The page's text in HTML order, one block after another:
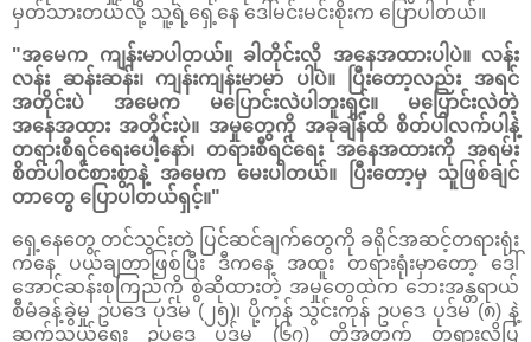
မှတ်သားတယ်လို့ သူ့ရဲ့ရှေ့နေ ဒေါ်မင်းမင်းစိုးက ပြောပါတယ်။
"အမေက ကျန်းမာပါတယ်။ ခါတိုင်းလို အနေအထားပါပဲ။ လန်း
လန်း ဆန်းဆန်း၊ ကျန်းကျန်းမာမာ ပါပဲ။ ပြီးတော့လည်း အရင်
အတိုင်းပဲ အမေက မပြောင်းလဲပါဘူးရှင့်။ မပြောင်းလဲတဲ့
အနေအထား အတိုင်းပဲ။ အမှုတွေကို အခုချိန်ထိ စိတ်ပါလက်ပါနဲ့
တရားစီရင်ရေးပေါ့နော်၊ တရားစီရင်ရေး အနေအထားကို အရမ်း
စိတ်ပါဝင်စားစွာနဲ့ အမေက မေးပါတယ်။ ပြီးတော့မှ သူဖြစ်ချင်
တာတွေ ပြောပါတယ်ရှင့်။"
ရှေ့နေတွေ တင်သွင်းတဲ့ ပြင်ဆင်ချက်တွေကို ခရိုင်အဆင့်တရားရုံး
ကနေ ပယ်ချတာဖြစ်ပြီး ဒီကနေ့ အထူး တရားရုံးမှာတော့ ဒေါ်
အောင်ဆန်းစုကြည်ကို စွဲဆိုထားတဲ့ အမှုတွေထဲက ဘေးအန္တရာယ်
စီမံခန့်ခွဲမှု ဥပဒေ ပုဒ်မ (၂၅)၊ ပို့ကုန် သွင်းကုန် ဥပဒေ ပုဒ်မ (၈) နဲ့
ဆက်သွယ်ရေး ဥပဒေ ပုဒ်မ (၆၇) တို့အတွက် တရားလိုပြ